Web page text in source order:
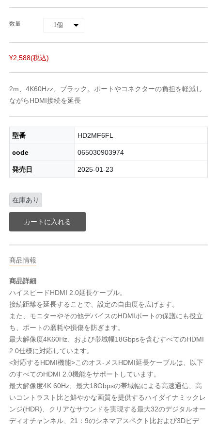
数量
¥2,588(税込)
2m、4K60Hzz、ブラック。ポートやコネクターの負担を軽減し
ながらHDMI接続を延長
型番 HD2MF6FL
code 065030903974
発売日 2025-01-23
在庫あり
カートに入れる
商品情報
商品詳細
ハイスピードHDMI 2.0延長ケーブル。
接続距離を延長することで、設定の自由度を広げます。
また、モニターやその他デバイスのHDMIポートの保護にも役立
ち、ポートの磨耗や損傷を防ぎます。
最大解像度4K60Hz、および帯域幅18Gbpsを含むすべてのHDMI
2.0仕様に対応しています。
<対応するHDMI機能>このオス-メスHDMI延長ケーブルは、以下
のすべてのHDMI 2.0機能をサポートしています。
最大解像度4K 60Hz、最大18Gbpsの帯域幅による高速通信、高
いコントラスト比と鮮やかな画質を提供するハイダイナミックレ
ンジ(HDR)、クリアなサウンドを実現する最大32のデジタルオー
ディオチャンネル、21：9のシネマアスペクト比および3Dビデ